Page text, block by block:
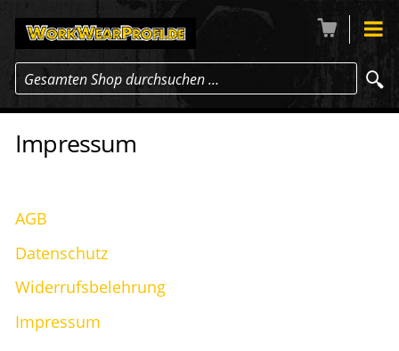
Gesamten Shop durchsuchen …
Impressum
AGB
Datenschutz
Widerrufsbelehrung
Impressum